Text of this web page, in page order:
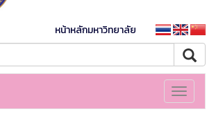
หน้าหลักมหาวิทยาลัย
Toggle